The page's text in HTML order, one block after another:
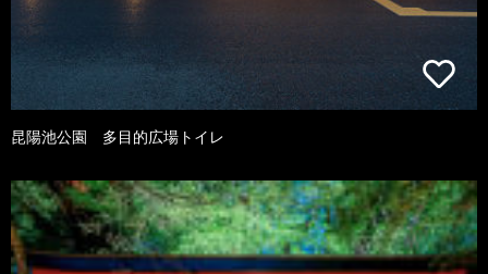
昆陽池公園 多目的広場トイレ